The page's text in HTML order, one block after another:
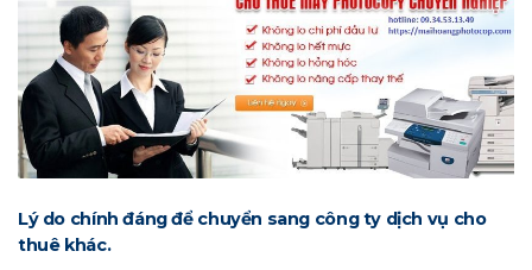
Lý do chính đáng để chuyển sang công ty dịch vụ cho
thuê khác.